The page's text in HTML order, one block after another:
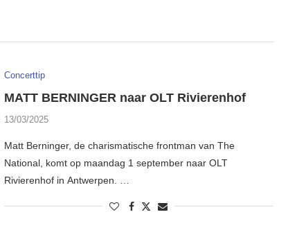
Concerttip
MATT BERNINGER naar OLT Rivierenhof
13/03/2025
Matt Berninger, de charismatische frontman van The
National, komt op maandag 1 september naar OLT
Rivierenhof in Antwerpen. …